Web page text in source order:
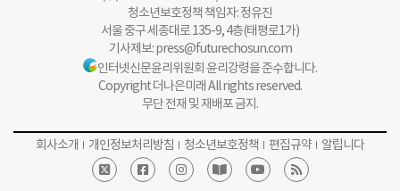
청소년보호정책 책임자: 정유진
서울 중구 세종대로 135-9, 4층(태평로1가)
기사제보:press@futurechosun.com
인터넷신문윤리위원회 윤리강령을 준수합니다.
Copyright 더나은미래 All rights reserved.
무단 전재 및 재배포 금지.
회사소개 개인정보처리방침 청소년보호정책 편집규약 알립니다